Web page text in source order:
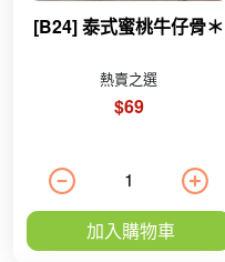
[B24] 泰式蜜桃牛仔骨＊
熱賣之選
$69
加入購物車